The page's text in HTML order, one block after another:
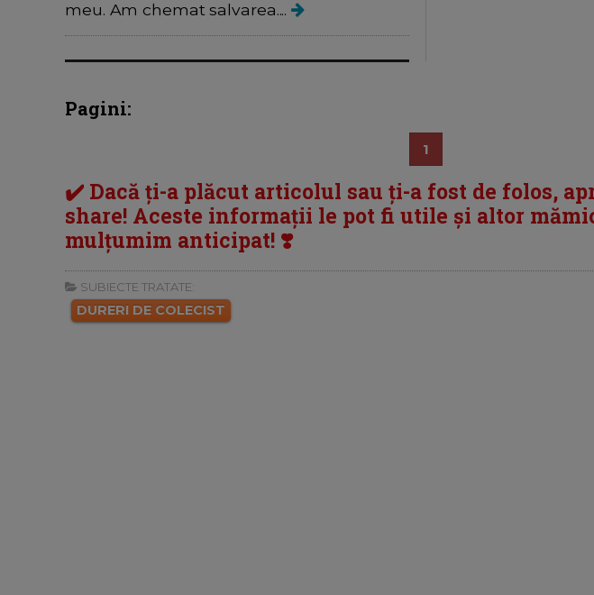
meu. Am chemat salvarea....
Pagini:
1
✔️ Dacă ți-a plăcut articolul sau ți-a fost de folos,
share! Aceste informații le pot fi utile și altor
mulțumim anticipat! ❣️
SUBIECTE TRATATE:
DURERI DE COLECIST